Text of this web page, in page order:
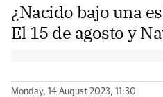
¿Nacido bajo una
El 15 de agosto y
Monday, 14 August 2023, 11:30